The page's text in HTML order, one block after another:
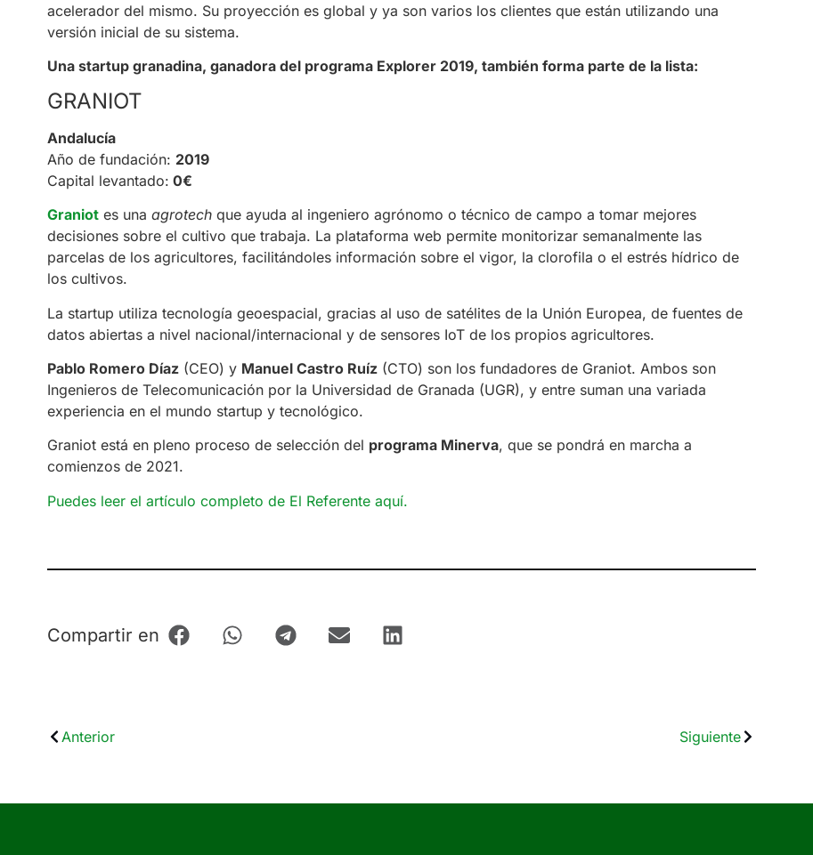
acelerador del mismo. Su proyección es global y ya son varios los clientes que están utilizando una
versión inicial de su sistema.
Una startup granadina, ganadora del programa Explorer 2019, también forma parte de la lista:
GRANIOT
Andalucía
Año de fundación: 2019
Capital levantado: 0€
Graniotes una agrotechque ayuda al ingeniero agrónomo o técnico de campo a tomar mejores
decisiones sobre el cultivo que trabaja. La plataforma web permite monitorizar semanalmente las
parcelas de los agricultores, facilitándoles información sobre el vigor, la clorofila o el estrés hídrico de
los cultivos.
La startup utiliza tecnología geoespacial, gracias al uso de satélites de la Unión Europea, de fuentes de
datos abiertas a nivel nacional/internacional y de sensores IoT de los propios agricultores.
Pablo Romero Díaz(CEO) y Manuel Castro Ruíz(CTO) son los fundadores de Graniot. Ambos son
Ingenieros de Telecomunicación por la Universidad de Granada (UGR), y entre suman una variada
experiencia en el mundo startup y tecnológico.
Graniot está en pleno proceso de selección del programa Minerva, que se pondrá en marcha a
comienzos de 2021.
Puedes leer el artículo completo de El Referente aquí.
Compartir en
Anterior Siguiente